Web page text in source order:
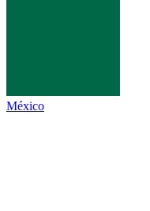
México